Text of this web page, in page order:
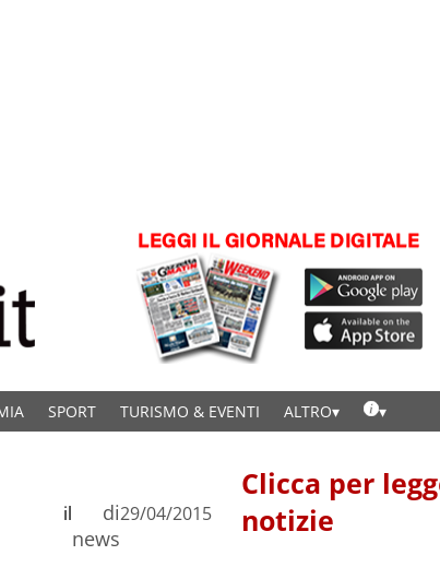
SPORT TURISMO & EVENTI ALTRO
di
news
il 29/04/2015
Clicca per
notizie